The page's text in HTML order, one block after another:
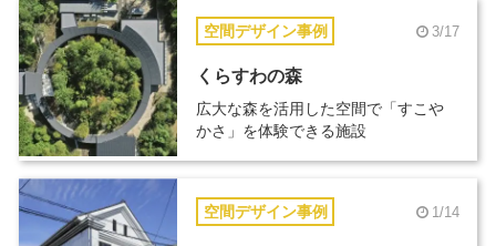
空間デザイン事例 3/17
くらすわの森
広大な森を活用した空間で「すこや
かさ」を体験できる施設
空間デザイン事例 1/14